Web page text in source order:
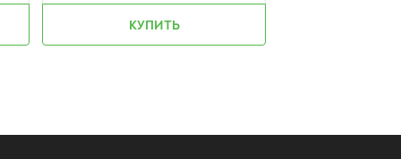
КУПИТЬ